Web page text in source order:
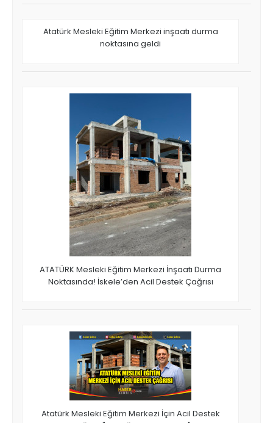
Atatürk Mesleki Eğitim Merkezi inşaatı durma
noktasına geldi
ATATÜRK Mesleki Eğitim Merkezi İnşaatı Durma
Noktasında! İskele’den Acil Destek Çağrısı
Atatürk Mesleki Eğitim Merkezi İçin Acil Destek